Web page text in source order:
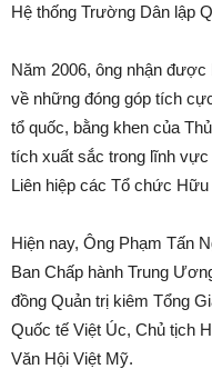
Hệ thống Trường Dân lập
Năm 2006, ông nhận
về những đóng góp tích
tổ quốc, bằng khen của
tích xuất sắc trong lĩnh vực
Liên hiệp các Tổ chức Hữu
Hiện nay, Ông Phạm Tấn
Ban Chấp hành Trung
đồng Quản trị kiêm Tổng
Quốc tế Việt Úc, Chủ tịch
Văn Hội Việt Mỹ.